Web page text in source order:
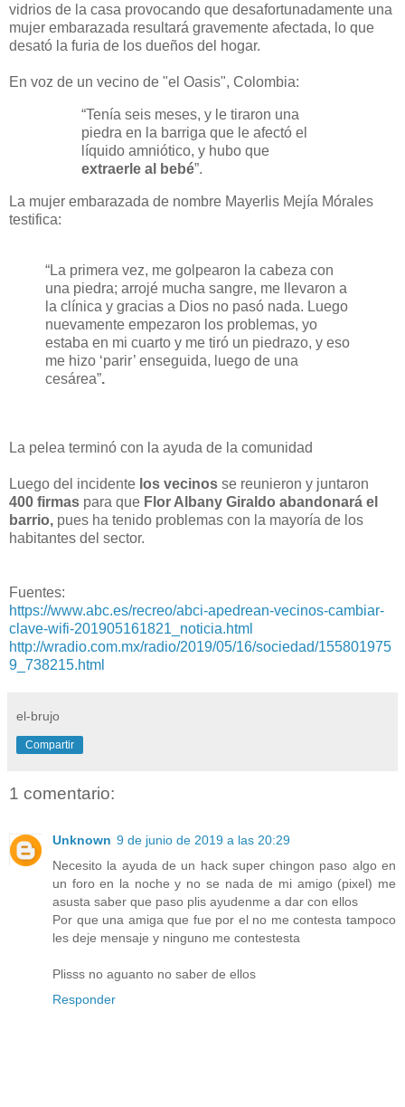
vidrios de la casa provocando que desafortunadamente una
mujer embarazada resultará gravemente afectada, lo que
desató la furia de los dueños del hogar.
En voz de un vecino de "el Oasis", Colombia:
“Tenía seis meses, y le tiraron una
piedra en la barriga que le afectó el
líquido amniótico, y hubo que
extraerle al bebé”.
La mujer embarazada de nombre Mayerlis Mejía Mórales
testifica:
“La primera vez, me golpearon la cabeza con
una piedra; arrojé mucha sangre, me llevaron a
la clínica y gracias a Dios no pasó nada. Luego
nuevamente empezaron los problemas, yo
estaba en mi cuarto y me tiró un piedrazo, y eso
me hizo ‘parir’ enseguida, luego de una
cesárea”.
La pelea terminó con la ayuda de la comunidad
Luego del incidente los vecinos se reunieron y juntaron
400 firmas para que Flor Albany Giraldo abandonará el
barrio, pues ha tenido problemas con la mayoría de los
habitantes del sector.
Fuentes:
https://www.abc.es/recreo/abci-apedrean-vecinos-cambiar-
clave-wifi-201905161821_noticia.html
http://wradio.com.mx/radio/2019/05/16/sociedad/155801975
9_738215.html
el-brujo
Compartir
1 comentario:
Unknown 9 de junio de 2019 a las 20:29
Necesito la ayuda de un hack super chingon paso algo en
un foro en la noche y no se nada de mi amigo (pixel) me
asusta saber que paso plis ayudenme a dar con ellos
Por que una amiga que fue por el no me contesta tampoco
les deje mensaje y ninguno me contestesta
Plisss no aguanto no saber de ellos
Responder